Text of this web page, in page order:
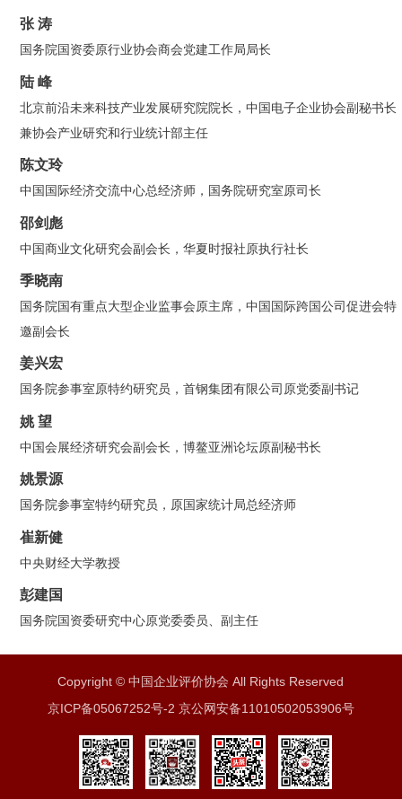
张 涛
国务院国资委原行业协会商会党建工作局局长
陆 峰
北京前沿未来科技产业发展研究院院长，中国电子企业协会副秘书长
兼协会产业研究和行业统计部主任
陈文玲
中国国际经济交流中心总经济师，国务院研究室原司长
邵剑彪
中国商业文化研究会副会长，华夏时报社原执行社长
季晓南
国务院国有重点大型企业监事会原主席，中国国际跨国公司促进会特
邀副会长
姜兴宏
国务院参事室原特约研究员，首钢集团有限公司原党委副书记
姚 望
中国会展经济研究会副会长，博鳌亚洲论坛原副秘书长
姚景源
国务院参事室特约研究员，原国家统计局总经济师
崔新健
中央财经大学教授
彭建国
国务院国资委研究中心原党委委员、副主任
Copyright © 中国企业评价协会 All Rights Reserved
京ICP备05067252号-2 京公网安备11010502053906号